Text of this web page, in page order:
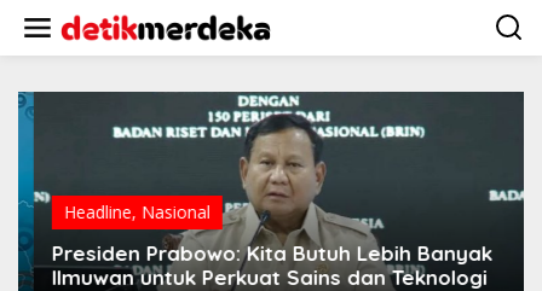
w
Headline,Nasional
Presiden Prabowo: Kita Butuh Lebih Banyak
Ilmuwan untuk Perkuat Sains dan Teknologi